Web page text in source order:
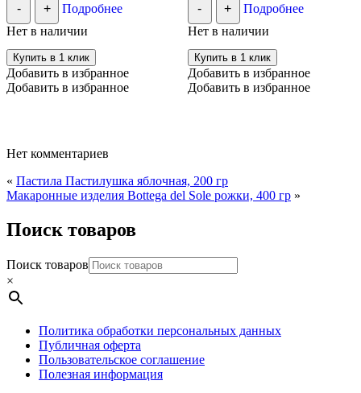
- +
Подробнее
Нет в наличии
Купить в 1 клик
Добавить в избранное
Добавить в избранное
- +
Подробнее
Нет в наличии
Купить в 1 клик
Добавить в избранное
Добавить в избранное
Нет комментариев
« Пастила Пастилушка яблочная, 200 гр
Макаронные изделия Bottega del Sole рожки, 400 гр »
Поиск товаров
Поиск товаров
×
Политика обработки персональных данных
Публичная оферта
Пользовательское соглашение
Полезная информация